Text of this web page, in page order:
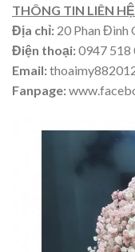
THÔNG TIN LIÊN
Địa chỉ: 20 Phan Đình
Điện thoại:0947 518
Email:
Fanpage: